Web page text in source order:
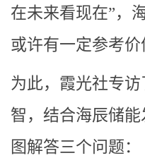
在未来看现在”，
或许有一定参考价
为此，霞光社专
智，结合海辰储
图解答三个问题：